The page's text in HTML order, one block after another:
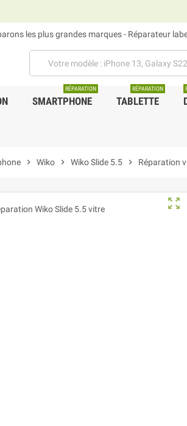
les plus grandes marques - Réparateur
SMARTPHONE
RÉPARATION
TABLETTE
RÉPARATION
chevron_right Wiko chevron_right Wiko Slide 5.5 chevron_right Réparation
zoom_out_map